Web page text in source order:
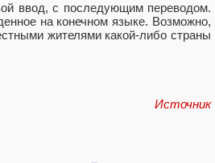
ввод, с последующим переводом.
на конечном языке. Возможно,
жителями какой-либо страны
Источник